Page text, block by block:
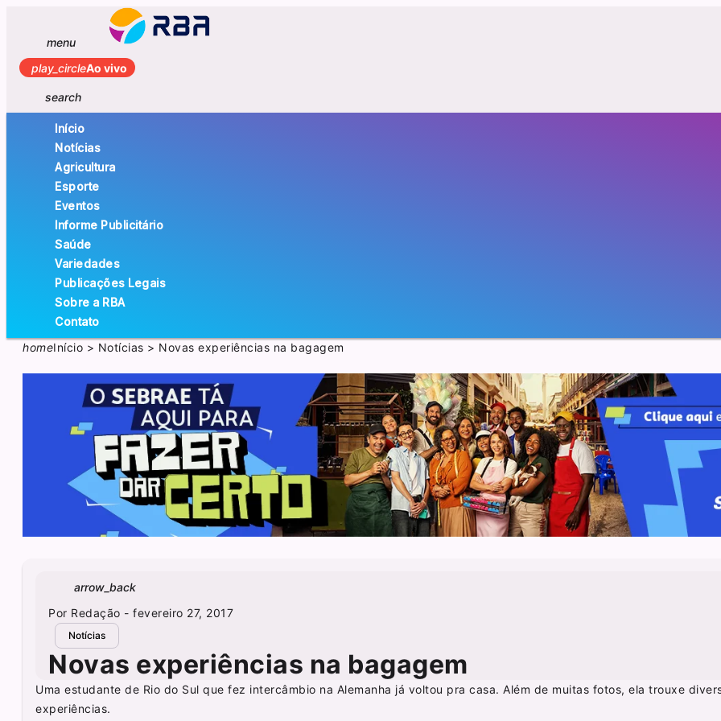
menu
play_circleAo vivo
search
Início
Notícias
Agricultura
Esporte
Eventos
Informe Publicitário
Saúde
Variedades
Publicações Legais
Sobre a RBA
Contato
homeInício > Notícias > Novas experiências na bagagem
arrow_back
Por Redação - fevereiro 27, 2017
Notícias
Novas experiências na bagagem
Uma estudante de Rio do Sul que fez intercâmbio na Alemanha já voltou pra casa. Além de muitas fotos, ela trouxe
experiências.